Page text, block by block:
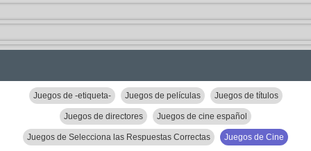
Juegos de -etiqueta- Juegos de películas Juegos de títulos
Juegos de directores Juegos de cine español
Juegos de Selecciona las Respuestas Correctas Juegos de Cine